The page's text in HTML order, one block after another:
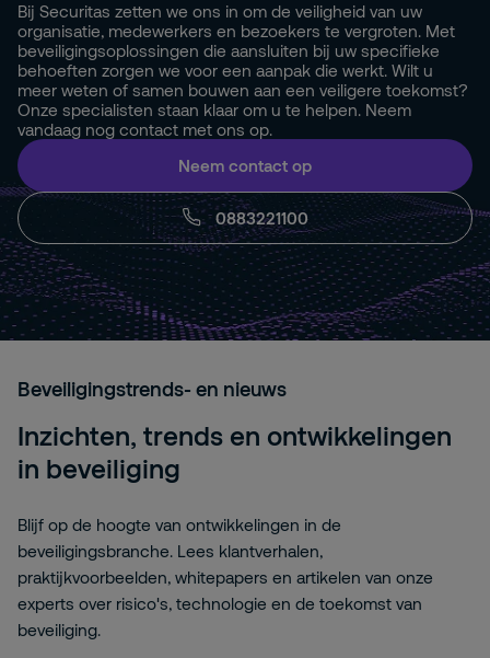
Bij Securitas zetten we ons in om de veiligheid van uw
organisatie, medewerkers en bezoekers te vergroten. Met
beveiligingsoplossingen die aansluiten bij uw specifieke
behoeften zorgen we voor een aanpak die werkt. Wilt u
meer weten of samen bouwen aan een veiligere toekomst?
Onze specialisten staan klaar om u te helpen. Neem
vandaag nog contact met ons op.
0883221100
Neem contact op
Beveiligingstrends- en nieuws
Inzichten, trends en ontwikkelingen
in beveiliging
Blijf op de hoogte van ontwikkelingen in de
beveiligingsbranche. Lees klantverhalen,
praktijkvoorbeelden, whitepapers en artikelen van onze
experts over risico's, technologie en de toekomst van
beveiliging.